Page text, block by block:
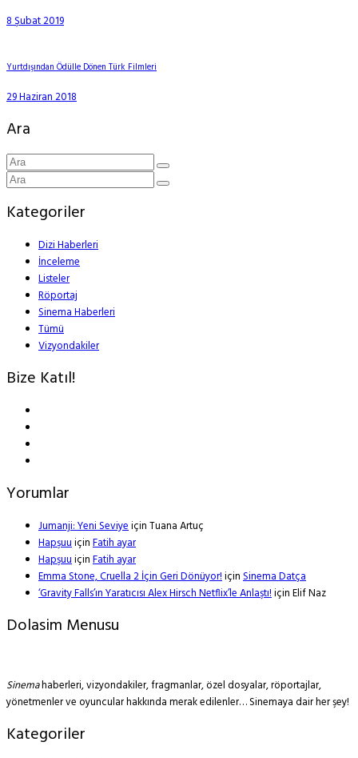
8 Şubat 2019
Yurtdışından Ödülle Dönen Türk Filmleri
29 Haziran 2018
Ara
Kategoriler
Dizi Haberleri
İnceleme
Listeler
Röportaj
Sinema Haberleri
Tümü
Vizyondakiler
Bize Katıl!
Yorumlar
Jumanji: Yeni SeviyeiçinTuana Artuç
HapşuuiçinFatih ayar
HapşuuiçinFatih ayar
Emma Stone, Cruella 2 İçin Geri Dönüyor!içinSinema Datça
‘Gravity Falls’ın Yaratıcısı Alex Hirsch Netflix’le Anlaştı!içinElif Naz
Dolasim Menusu
Sinemahaberleri, vizyondakiler, fragmanlar, özel dosyalar, röportajlar,
yönetmenler ve oyuncular hakkında merak edilenler… Sinemaya dair her şey!
Kategoriler